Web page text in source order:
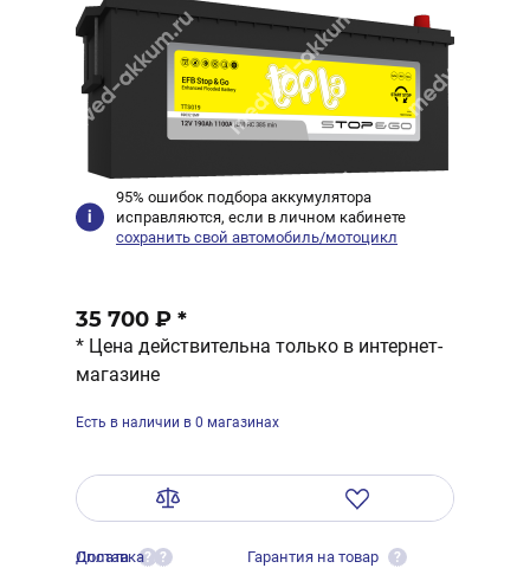
95% ошибок подбора аккумулятора
исправляются, если в личном кабинете
сохранить свой автомобиль/мотоцикл
35 700 ₽ *
* Цена действительна только в интернет-
магазине
Есть в наличии в 0 магазинах
Оплата ?
Доставка ? Гарантия на товар ?